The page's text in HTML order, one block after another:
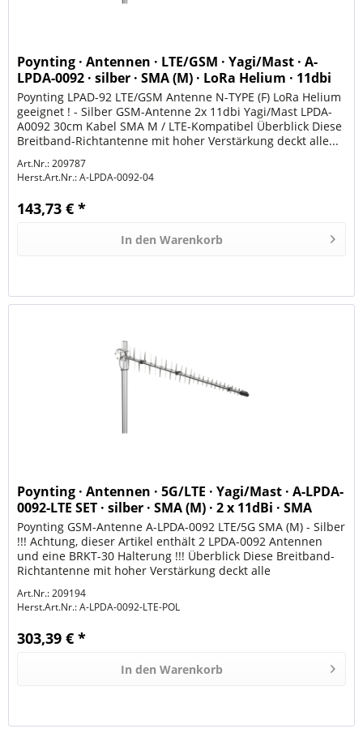
Poynting · Antennen · LTE/GSM · Yagi/Mast · A-
LPDA-0092 · silber · SMA (M) · LoRa Helium · 11dbi
Yag
Poynting LPAD-92 LTE/GSM Antenne N-TYPE (F) LoRa Helium
geeignet ! - Silber GSM-Antenne 2x 11dbi Yagi/Mast LPDA-
A0092 30cm Kabel SMA M / LTE-Kompatibel Überblick Diese
Breitband-Richtantenne mit hoher Verstärkung deckt alle...
Art.Nr.: 209787
Herst.Art.Nr.:A-LPDA-0092-04
143,73 € *
In den Warenkorb
Poynting · Antennen · 5G/LTE · Yagi/Mast · A-LPDA-
0092-LTE SET · silber · SMA (M) · 2 x 11dBi · SMA
Poynting GSM-Antenne A-LPDA-0092 LTE/5G SMA (M) - Silber
!!! Achtung, dieser Artikel enthält 2 LPDA-0092 Antennen
und eine BRKT-30 Halterung !!! Überblick Diese Breitband-
Richtantenne mit hoher Verstärkung deckt alle
Art.Nr.: 209194
Herst.Art.Nr.:A-LPDA-0092-LTE-POL
303,39 € *
In den Warenkorb